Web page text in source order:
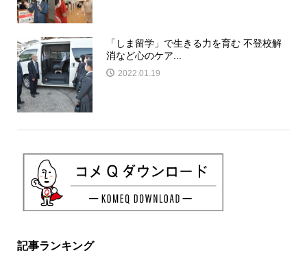
「しま留学」で生きる力を育む 不登校解
消など心のケア...
2022.01.19
記事ランキング